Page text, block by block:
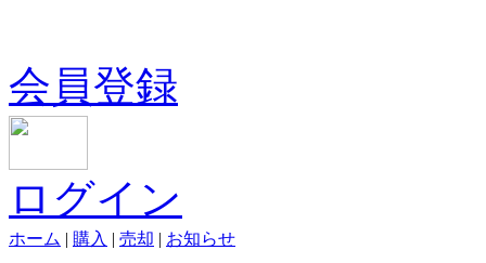
会員登録
ログイン
ホーム | 購入 | 売却 | お知らせ